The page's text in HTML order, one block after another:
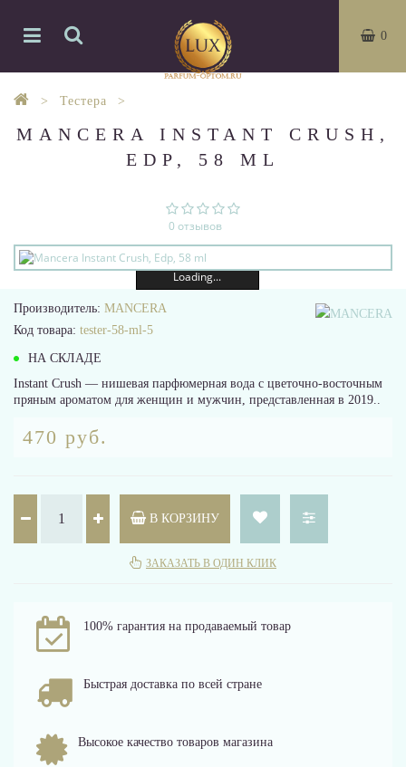
0
Тестера
MANCERA INSTANT CRUSH,
EDP, 58 ML
0 отзывов
Loading...
Производитель: MANCERA
Код товара: tester-58-ml-5
НА СКЛАДЕ
Instant Crush — нишевая парфюмерная вода с цветочно-восточным
пряным ароматом для женщин и мужчин, представленная в 2019..
470 руб.
В КОРЗИНУ
ЗАКАЗАТЬ В ОДИН КЛИК
100% гарантия на продаваемый товар
Быстрая доставка по всей стране
Высокое качество товаров магазина